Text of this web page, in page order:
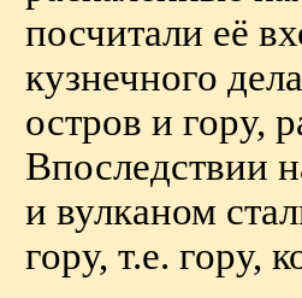
посчитали её
кузнечного
остров и гору,
Впоследствии
и вулканом
гору, т.е. гору,